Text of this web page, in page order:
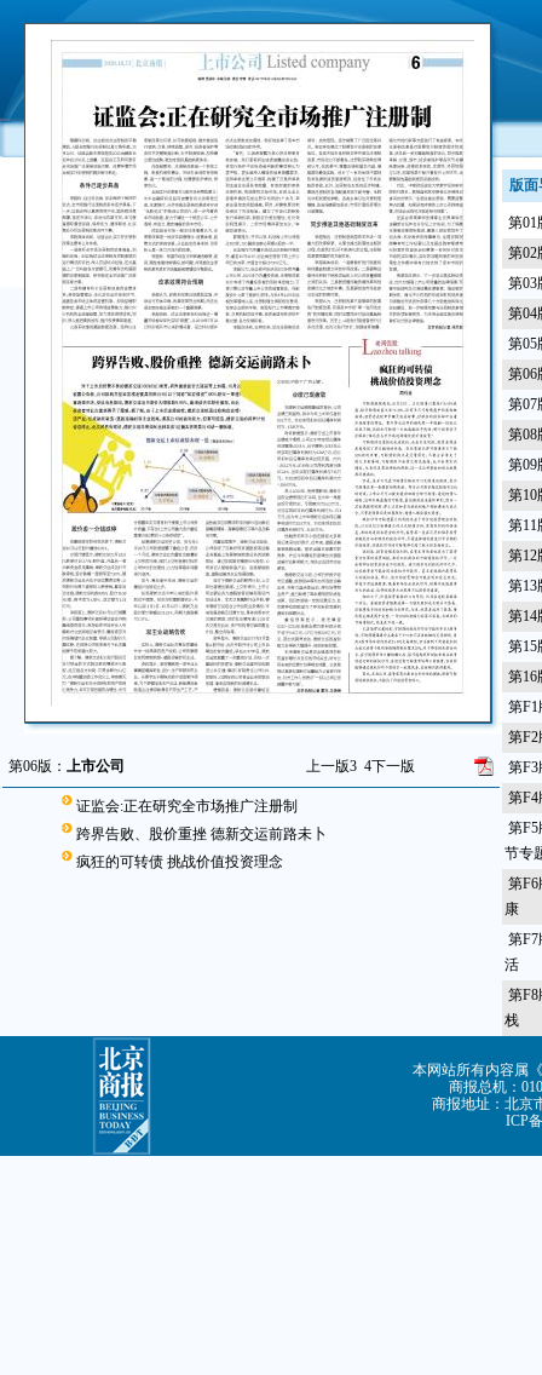
第06版： 上市公司 上一版3 4下一版
证监会:正在研究全市场推广注册制
跨界告败、股价重挫 德新交运前路未卜
疯狂的可转债 挑战价值投资理念
版面
第01
第02
第03
第04
第05
第06
第07
第08
第09
第10
第11
第12
第13
第14
第15
第16
第F1
第F2
第F3
第F4
第F5
节专
第F6
康
第F7
活
第F8
栈
本网站所有内容属
商报总机：
商报地址：北京
ICP